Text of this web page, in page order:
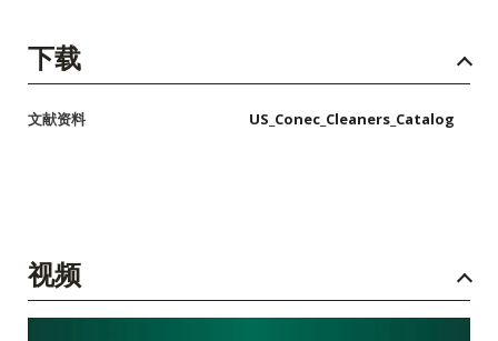
下载
文献资料 US_Conec_Cleaners_Catalog
视频